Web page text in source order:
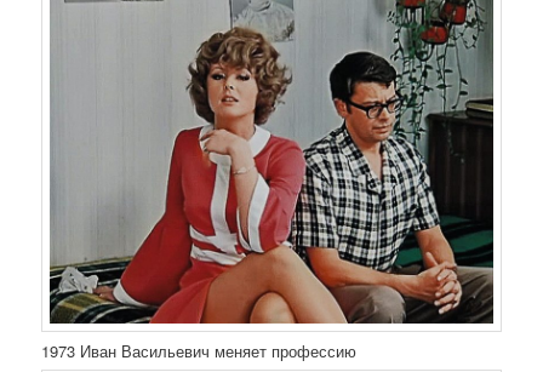
1973 Иван Васильевич меняет профессию